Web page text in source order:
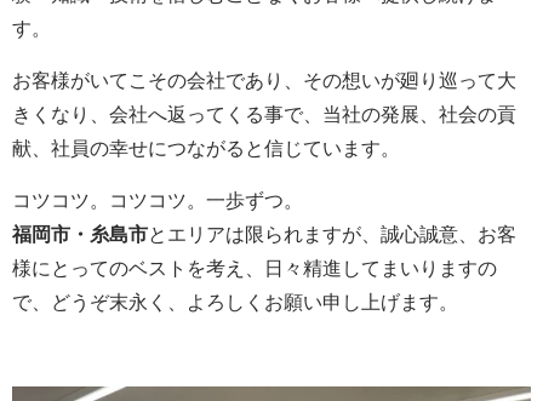
す。
お客様がいてこその会社であり、その想いが廻り巡って大
きくなり、会社へ返ってくる事で、当社の発展、社会の貢
献、社員の幸せにつながると信じています。
コツコツ。コツコツ。一歩ずつ。
福岡市・糸島市とエリアは限られますが、誠心誠意、お客
様にとってのベストを考え、日々精進してまいりますの
で、どうぞ末永く、よろしくお願い申し上げます。